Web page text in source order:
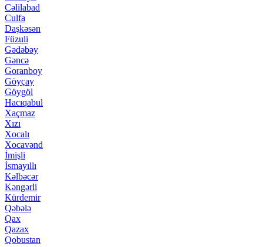
Cəlilabad
Culfa
Daşkəsən
Füzuli
Gədəbəy
Gəncə
Goranboy
Göyçay
Göygöl
Hacıqabul
Xaçmaz
Xızı
Xocalı
Xocavənd
İmişli
İsmayıllı
Kəlbəcər
Kəngərli
Kürdemir
Qəbələ
Qax
Qazax
Qobustan